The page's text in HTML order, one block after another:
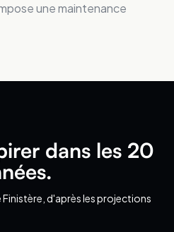
une maintenance
dans les 20
Finistère , d'après les projections